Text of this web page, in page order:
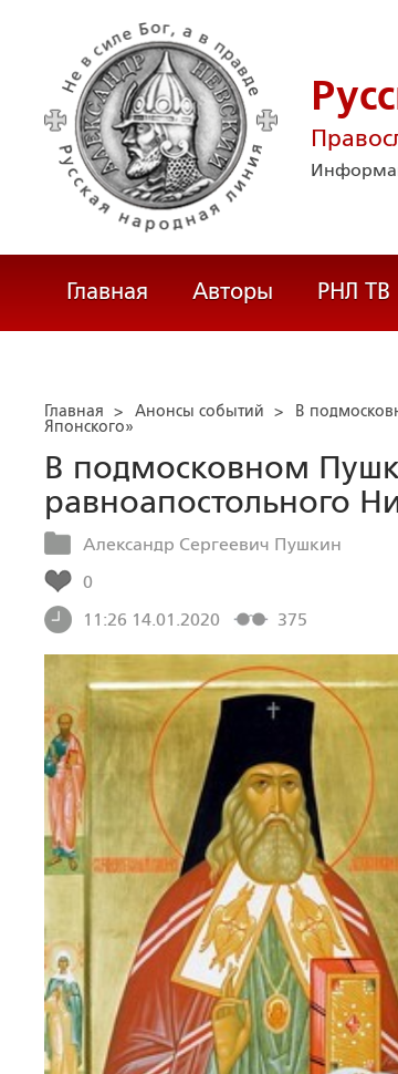
Главная Авторы РНЛ ТВ
Главная > Анонсы событий >
В
Японского»
В подмосковном
равноапостольного
Александр Сергеевич Пушкин
0
11:26 14.01.2020
375